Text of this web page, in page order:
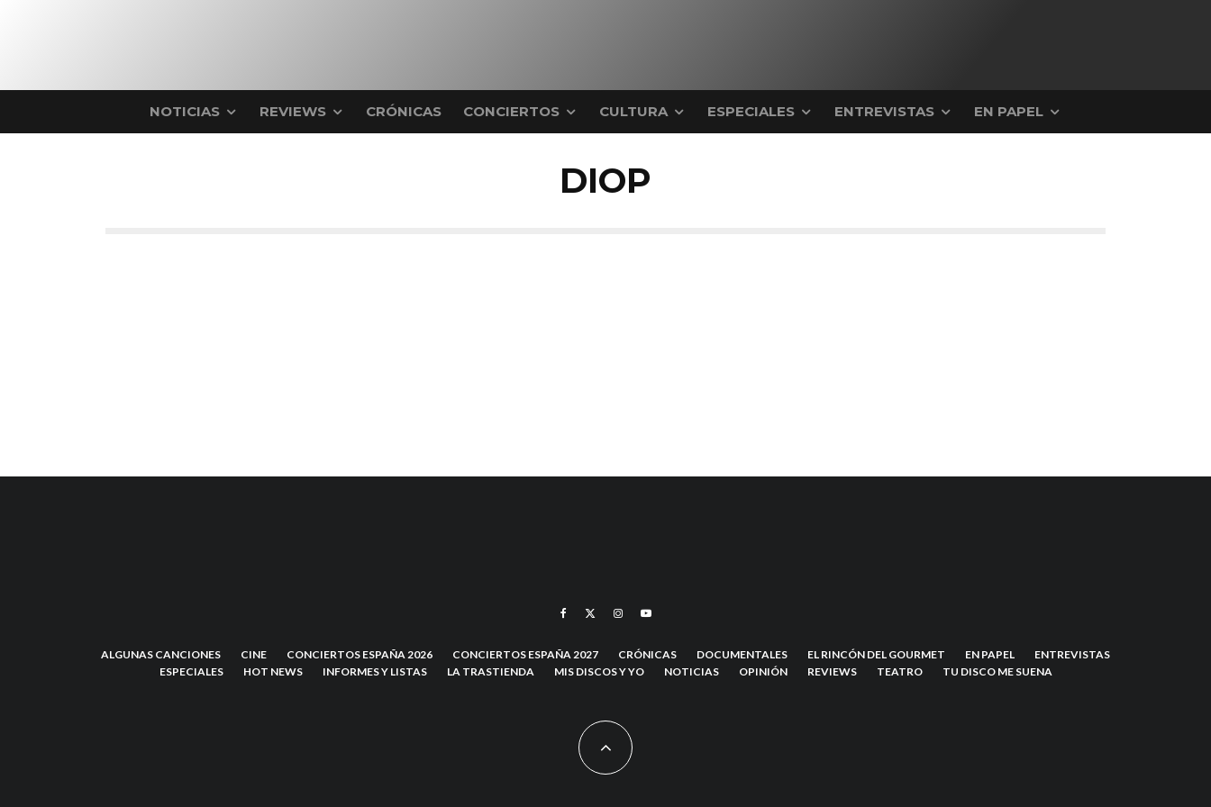
NOTICIAS REVIEWS CRÓNICAS CONCIERTOS CULTURA ESPECIALES ENTREVISTAS EN PAPEL
DIOP
ALGUNAS CANCIONES CINE CONCIERTOS ESPAÑA 2026 CONCIERTOS ESPAÑA 2027 CRÓNICAS DOCUMENTALES EL RINCÓN DEL GOURMET EN PAPEL
ENTREVISTAS
ESPECIALES
HOT NEWS INFORMES Y LISTAS LA TRASTIENDA MIS DISCOS Y YO NOTICIAS OPINIÓN REVIEWS TEATRO TU DISCO ME SUENA